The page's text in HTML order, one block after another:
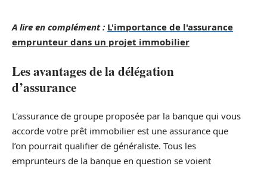
A lire en complément : L'importance de l'assurance
emprunteur dans un projet immobilier
Les avantages de la délégation
d’assurance
L’assurance de groupe proposée par la banque qui vous
accorde votre prêt immobilier est une assurance que
l’on pourrait qualifier de généraliste. Tous les
emprunteurs de la banque en question se voient